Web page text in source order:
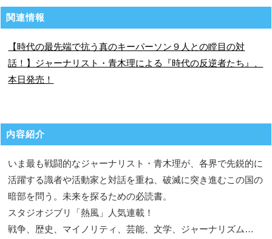
関連情報
【時代の最先端で抗う真のキーパーソン９人との瞠目の対
話！】ジャーナリスト・青木理による『時代の反逆者たち』、
本日発売！
内容紹介
いま最も戦闘的なジャーナリスト・青木理が、各界で先鋭的に
活躍する識者や活動家と対話を重ね、破滅に突き進むこの国の
暗部を問う。未来を探るための必読書。
スタジオジブリ「熱風」人気連載！
戦争、歴史、マイノリティ、芸能、文学、ジャーナリズム…